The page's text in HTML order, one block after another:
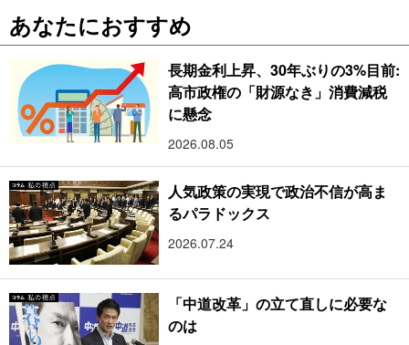
あなたにおすすめ
長期金利上昇、30年ぶりの3%目前:
高市政権の「財源なき」消費減税
に懸念
2026.08.05
人気政策の実現で政治不信が高ま
るパラドックス
2026.07.24
「中道改革」の立て直しに必要な
のは